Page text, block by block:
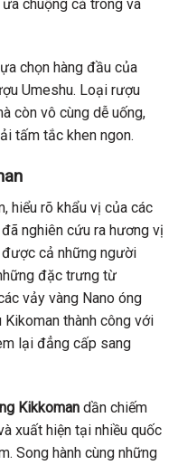
chuộng cả trong và
chọn hàng đầu của
Umeshu. Loại rượu
còn vô cùng dễ uống,
tấm tắc khen ngon.
hiểu rõ khẩu vị của các
nghiên cứu ra hương vị
cả những người
đặc trưng từ
vảy vàng Nano óng
thành công với
lại đẳng cấp sang
Kikkoman dần chiếm
xuất hiện tại nhiều quốc
Song hành cùng những